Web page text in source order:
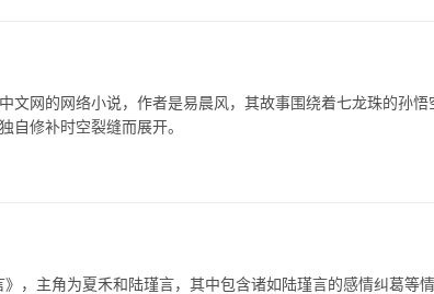
文网的网络小说，作者是易晨风，其故事围绕着七龙珠的孙悟
自修补时空裂缝而展开。
，主角为夏禾和陆瑾言，其中包含诸如陆瑾言的感情纠葛等情